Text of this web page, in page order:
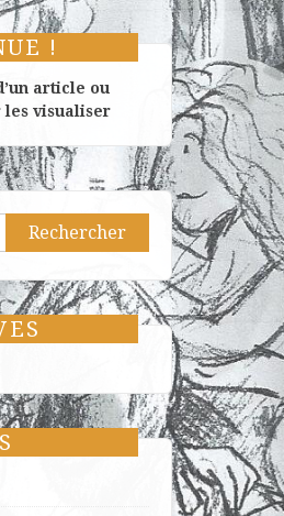
!
article ou
les visualiser